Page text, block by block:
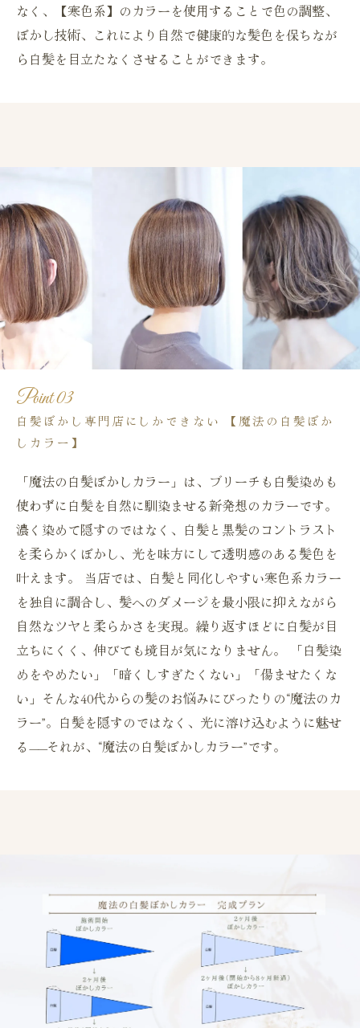
なく、【寒色系】のカラーを使用することで色の調整、
ぼかし技術、これにより自然で健康的な髪色を保ちなが
ら白髪を目立たなくさせることができます。
Point 03
白髪ぼかし専門店にしかできない 【魔法の白髪ぼか
しカラー】
「魔法の白髪ぼかしカラー」は、ブリーチも白髪染めも
使わずに白髪を自然に馴染ませる新発想のカラーです。
濃く染めて隠すのではなく、白髪と黒髪のコントラスト
を柔らかくぼかし、光を味方にして透明感のある髪色を
叶えます。 当店では、白髪と同化しやすい寒色系カラー
を独自に調合し、髪へのダメージを最小限に抑えながら
自然なツヤと柔らかさを実現。繰り返すほどに白髪が目
立ちにくく、伸びても境目が気になりません。 「白髪染
めをやめたい」「暗くしすぎたくない」「傷ませたくな
い」そんな40代からの髪のお悩みにぴったりの“魔法のカ
ラー”。白髪を隠すのではなく、光に溶け込むように魅せ
る——それが、“魔法の白髪ぼかしカラー”です。